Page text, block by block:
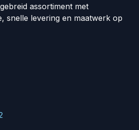
assortiment met
snelle levering en maatwerk op